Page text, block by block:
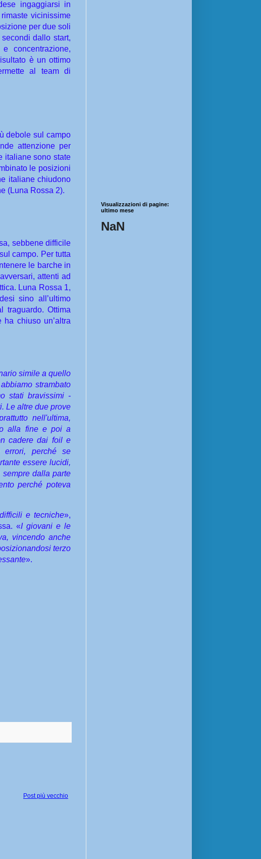
ingaggiarsi in
vicinissime
per due soli
dallo start,
concentrazione,
è un ottimo
al team di
debole sul campo
attenzione per
italiane sono state
le posizioni
italiane chiudono
(Luna Rossa 2).
sebbene difficile
campo. Per tutta
le barche in
attenti ad
Luna Rossa 1,
sino all’ultimo
traguardo. Ottima
chiuso un’altra
simile a quello
strambato
stati bravissimi -
Le altre due prove
nell'ultima,
alla fine e poi a
cadere dai foil e
errori, perché se
essere lucidi,
dalla parte
perché poteva
e tecniche»,
«I giovani e le
vincendo anche
terzo
».
Post più vecchio
Visualizzazioni di pagine:
ultimo mese
NaN